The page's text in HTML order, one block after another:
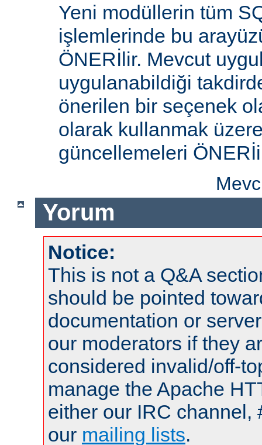
Yeni modüllerin tüm
işlemlerinde bu
ÖNERİlir. Mevcut
uygulanabildiği
önerilen bir seçenek
olarak kullanmak
güncellemeleri
Yorum
Notice:
This is not a Q&A
should be pointed
documentation or
our moderators if they
considered invalid/off-
manage the Apache
either our IRC channel,
our mailing lists.